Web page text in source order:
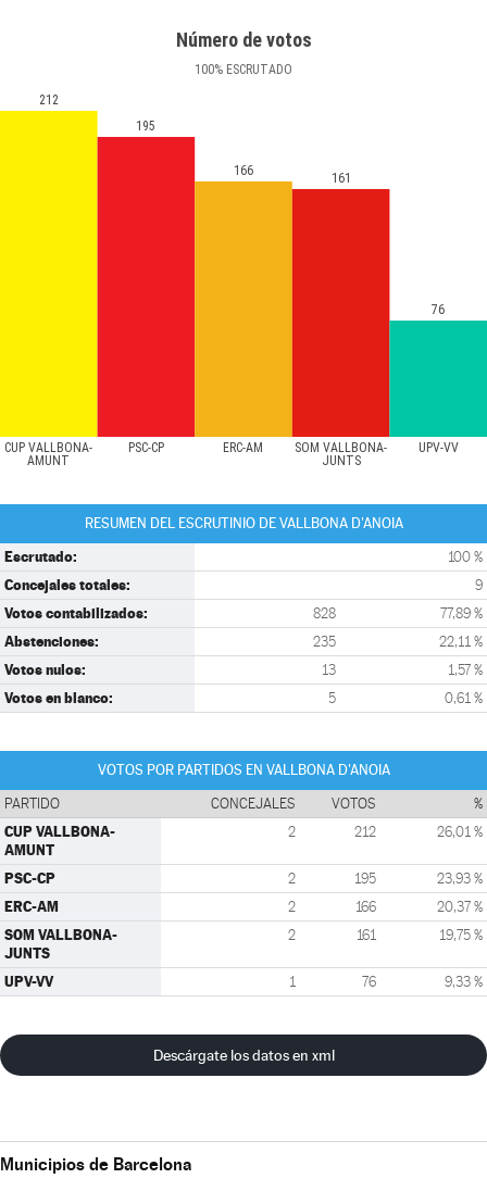
Número de votos
100% ESCRUTADO
CUP VALLBONA-
AMUNT
PSC-CP ERC-AM
SOM VALLBONA-
JUNTS
UPV-VV
212
195
166 161
76
RESUMEN DEL ESCRUTINIO DE VALLBONA D'ANOIA
Escrutado: 100 %
Concejales totales: 9
Votos contabilizados: 828 77,89 %
Abstenciones: 235 22,11 %
Votos nulos: 13 1,57 %
Votos en blanco: 5 0,61 %
VOTOS POR PARTIDOS EN VALLBONA D'ANOIA
PARTIDO CONCEJALES VOTOS %
CUP VALLBONA-
AMUNT
2 212 26,01 %
PSC-CP 2 195 23,93 %
ERC-AM 2 166 20,37 %
SOM VALLBONA-
JUNTS
2 161 19,75 %
UPV-VV 1 76 9,33 %
Descárgate los datos en xml
Municipios de Barcelona